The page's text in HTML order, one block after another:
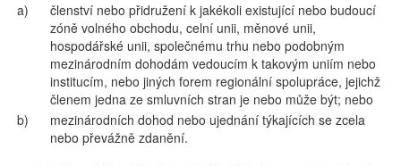
a)
členství nebo přidružení k jakékoli existující nebo budoucí
zóně volného obchodu, celní unii, měnové unii,
hospodářské unii, společnému trhu nebo podobným
mezinárodním dohodám vedoucím k takovým uniím nebo
institucím, nebo jiných forem regionální spolupráce, jejichž
členem jedna ze smluvních stran je nebo může být; nebo
b)
mezinárodních dohod nebo ujednání týkajících se zcela
nebo převážně zdanění.